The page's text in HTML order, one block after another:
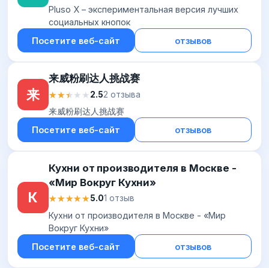
Pluso X – экспериментальная версия лучших
социальных кнопок
Посетите веб-сайт
отзывов
来
来威粉刷达人挑战赛
★★★★★
★★★★★2.52 отзыва
来威粉刷达人挑战赛
Посетите веб-сайт
отзывов
К
Кухни от производителя в Москве -
«Мир Вокруг Кухни»
★★★★★
★★★★★5.01 отзыв
Кухни от производителя в Москве - «Мир
Вокруг Кухни»
Посетите веб-сайт
отзывов